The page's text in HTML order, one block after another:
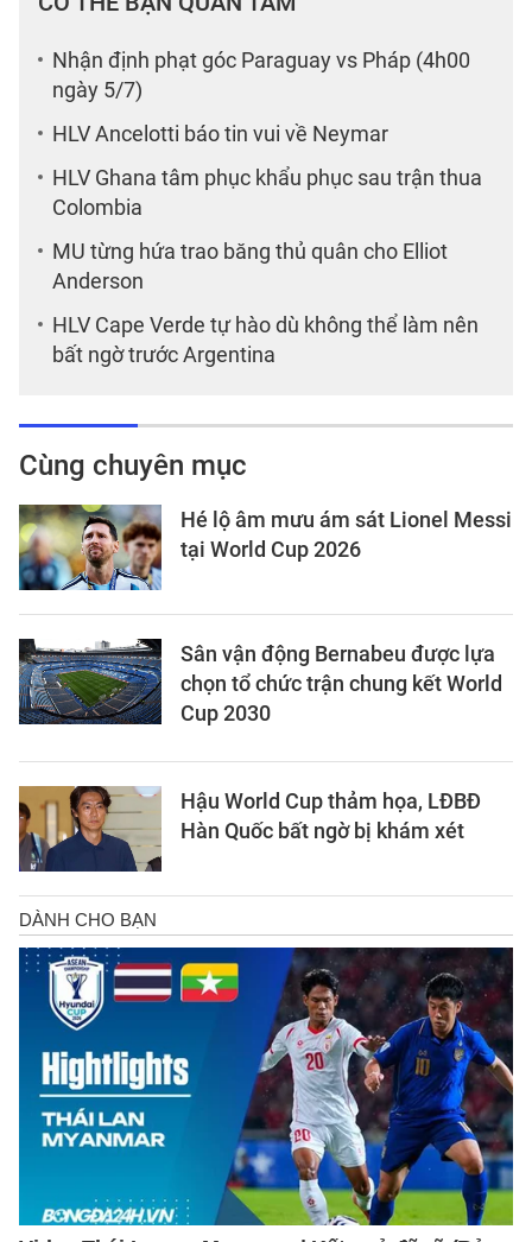
Nhận định phạt góc Paraguay vs Pháp (4h00
ngày 5/7)
HLV Ancelotti báo tin vui về Neymar
HLV Ghana tâm phục khẩu phục sau trận thua
Colombia
MU từng hứa trao băng thủ quân cho Elliot
Anderson
HLV Cape Verde tự hào dù không thể làm nên
bất ngờ trước Argentina
Cùng chuyên mục
Hé lộ âm mưu ám sát Lionel Messi
tại World Cup 2026
Sân vận động Bernabeu được lựa
chọn tổ chức trận chung kết World
Cup 2030
Hậu World Cup thảm họa, LĐBĐ
Hàn Quốc bất ngờ bị khám xét